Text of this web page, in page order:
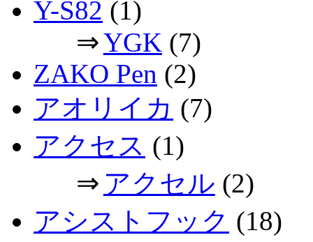
Y-S82 (1)
⇒YGK (7)
ZAKO Pen (2)
アオリイカ (7)
アクセス (1)
⇒ アクセル (2)
アシストフック (18)